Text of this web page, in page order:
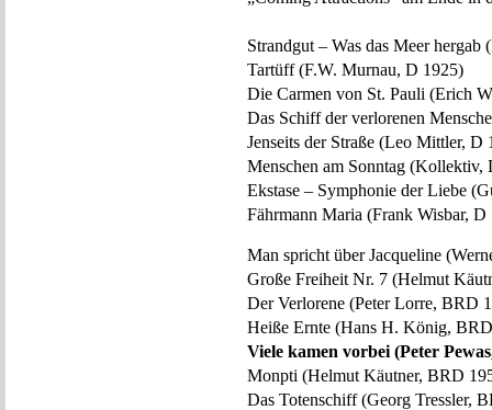
Strandgut – Was das Meer
Tartüff (F.W. Murnau, D 1925)
Die Carmen von St. Pauli (Erich
Das Schiff der verlorenen
Jenseits der Straße (Leo Mittler, D
Menschen am Sonntag (Kollektiv,
Ekstase – Symphonie der Liebe
Fährmann Maria (Frank Wisbar, D
Man spricht über Jacqueline
Große Freiheit Nr. 7 (Helmut
Der Verlorene (Peter Lorre, BRD
Heiße Ernte (Hans H. König,
Viele kamen vorbei (Peter
Monpti (Helmut Käutner, BRD
Das Totenschiff (Georg Tressler,